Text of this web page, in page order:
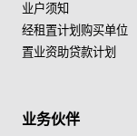
业户须知
经租置计划购买单位
置业资助贷款计划
业务伙伴